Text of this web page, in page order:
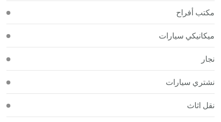
مكتب أفراح
ميكانيكي سيارات
نجار
نشتري سيارات
نقل اثاث